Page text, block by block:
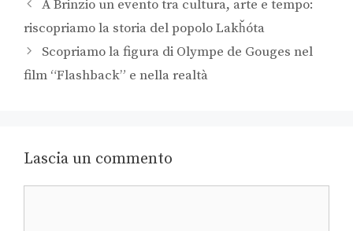
A Brinzio un evento tra cultura, arte e tempo:
riscopriamo la storia del popolo Lakȟóta
Scopriamo la figura di Olympe de Gouges nel
film “Flashback” e nella realtà
Lascia un commento